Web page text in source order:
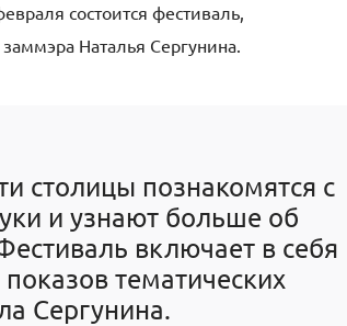
состоится фестиваль,
Наталья Сергунина.
столицы познакомятся с
и узнают больше об
включает в себя
тематических
Сергунина.